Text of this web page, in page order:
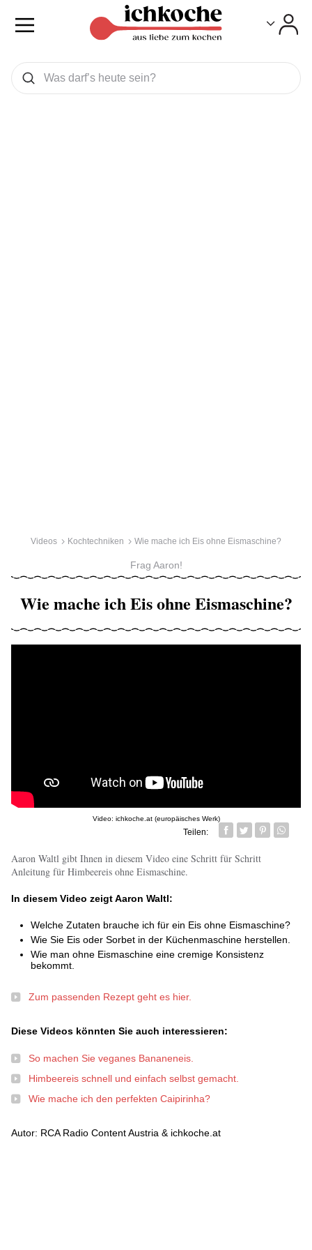
Was wollen Sie suchen
Suchen
Videos Kochtechniken Wie mache ich Eis ohne Eismaschine?
Frag Aaron!
Wie mache ich Eis ohne Eismaschine?
Video: ichkoche.at (europäisches Werk)
Teilen:
Facebook
TwitterPin it
Aaron Waltl gibt Ihnen in diesem Video eine Schritt für Schritt
Anleitung für Himbeereis ohne Eismaschine.
In diesem Video zeigt Aaron Waltl:
Welche Zutaten brauche ich für ein Eis ohne Eismaschine?
Wie Sie Eis oder Sorbet in der Küchenmaschine herstellen.
Wie man ohne Eismaschine eine cremige Konsistenz
bekommt.
Zum passenden Rezept geht es hier.
Diese Videos könnten Sie auch interessieren:
So machen Sie veganes Bananeneis.
Himbeereis schnell und einfach selbst gemacht.
Wie mache ich den perfekten Caipirinha?
Autor: RCA Radio Content Austria & ichkoche.at